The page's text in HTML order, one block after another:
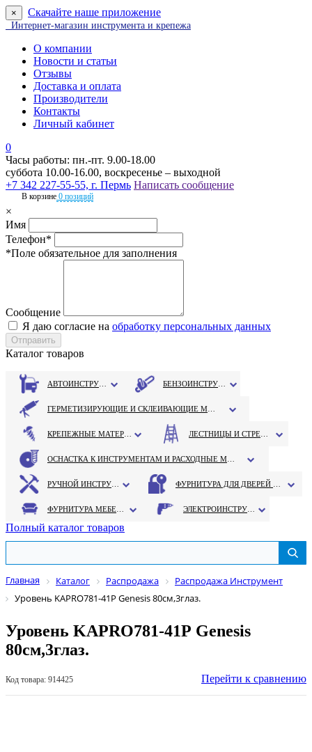
× Скачайте наше приложение
Интернет-магазин инструмента и крепежа
О компании
Новости и статьи
Отзывы
Доставка и оплата
Производители
Контакты
Личный кабинет
0
Часы работы: пн.-пт. 9.00-18.00
суббота 10.00-16.00, воскресенье – выходной
+7 342 227-55-55, г. Пермь Написать сообщение
В корзине 0 позиций
×
Имя
Телефон*
*Поле обязательное для заполнения
Сообщение
Я даю согласие на обработку персональных данных
Каталог товаров
Полный каталог товаров
Главная Каталог Распродажа
Распродажа Инструмент
Уровень KAPRO781-41Р Genesis 80см,3глаз.
Уровень KAPRO781-41Р Genesis
80см,3глаз.
Код товара: 914425 Перейти к сравнению